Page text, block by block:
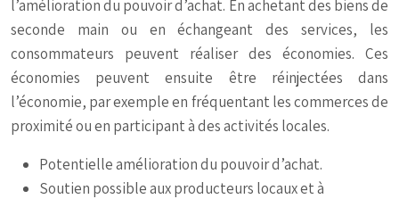
l’amélioration du pouvoir d’achat. En achetant des biens de
seconde main ou en échangeant des services, les
consommateurs peuvent réaliser des économies. Ces
économies peuvent ensuite être réinjectées dans
l’économie, par exemple en fréquentant les commerces de
proximité ou en participant à des activités locales.
Potentielle amélioration du pouvoir d’achat.
Soutien possible aux producteurs locaux et à